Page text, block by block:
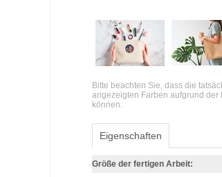
Bitte beachten Sie, dass die
angezeigten Farben aufgrund
können.
Eigenschaften
Größe der fertigen Arbeit: